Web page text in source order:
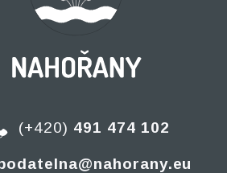
(+420) 491 474 102